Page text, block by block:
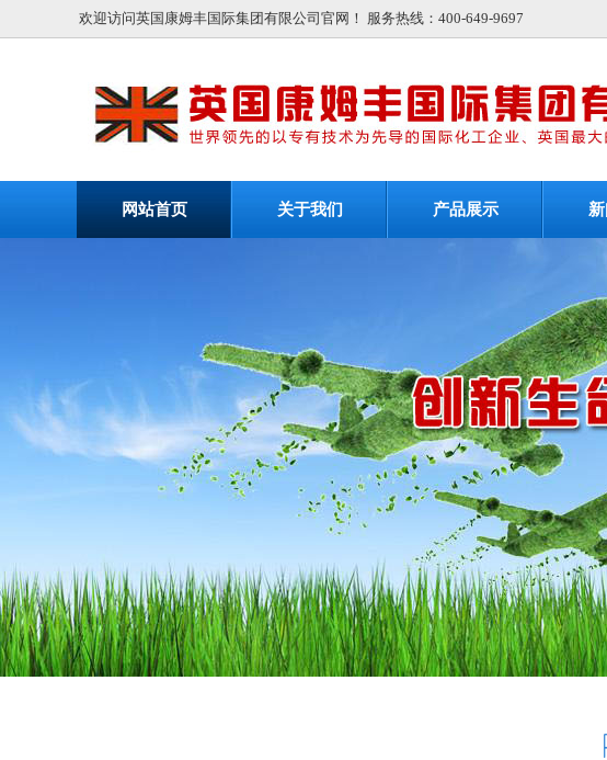
欢迎访问英国康姆丰国际集团有限公司官网！ 服务热线：400-649-9697
网站首页 关于我们 产品展示